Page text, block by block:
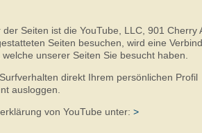
Seiten ist die YouTube, LLC, 901 Cherry
Seiten besuchen, wird eine
unserer Seiten Sie besucht haben.
direkt Ihrem persönlichen Profil
ausloggen.
von YouTube unter: >